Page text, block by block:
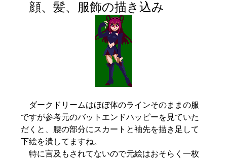
顔、髪、服飾の描き込み
ダークドリームはほぼ体のラインそのままの服
ですが参考元のバットエンドハッピーを見ていた
だくと、腰の部分にスカートと袖先を描き足して
下絵を潰してますね。
特に言及もされてないので元絵はおそらく一枚